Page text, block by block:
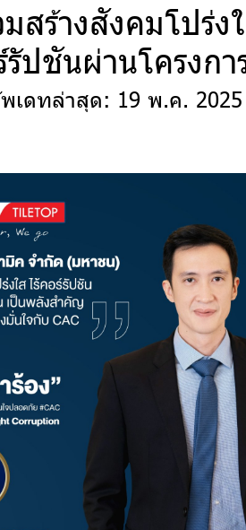
สร้างสังคมโปร่ง
ปชันผ่านโครงกา
เดทล่าสุด: 19 พ.ค. 2025